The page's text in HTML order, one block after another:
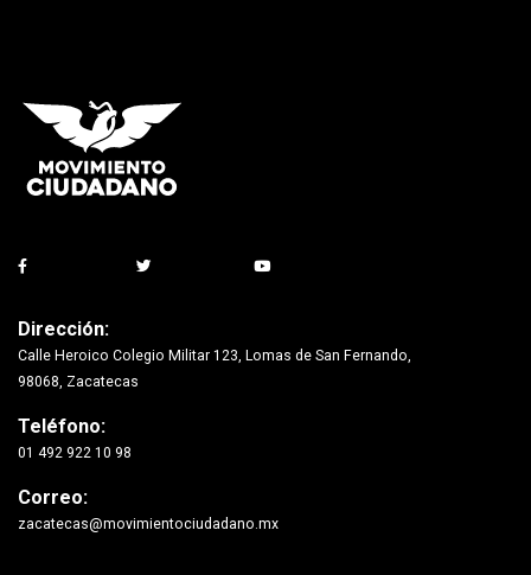
Dirección:
Calle Heroico Colegio Militar 123, Lomas de San Fernando,
98068, Zacatecas
Teléfono:
01 492 922 10 98
Correo:
zacatecas@movimientociudadano.mx